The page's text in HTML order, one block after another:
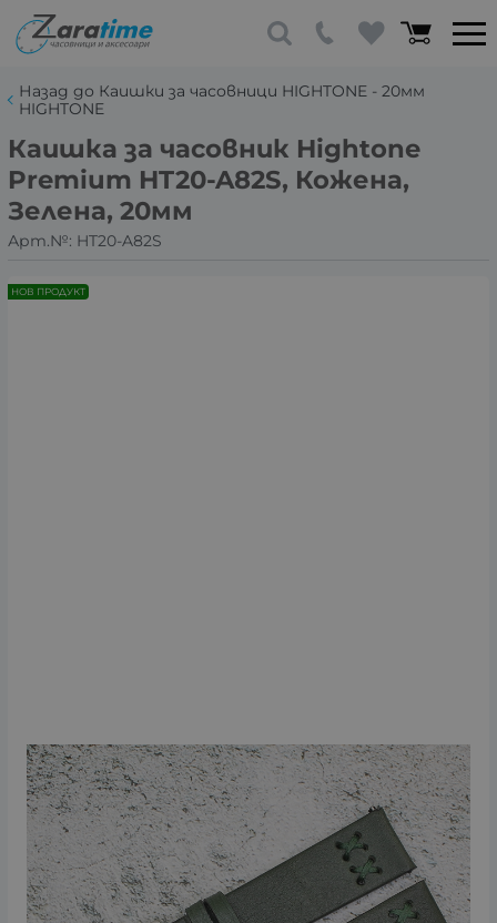
Назад до Каишки за часовници HIGHTONE - 20мм
HIGHTONE
Каишка за часовник Hightone
Premium HT20-A82S, Кожена,
Зелена, 20мм
Арт.№: HT20-A82S
НОВ ПРОДУКТ